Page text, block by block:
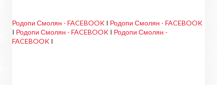
Родопи Смолян - FACEBOOK I Родопи Смолян - FACEBOOK
I Родопи Смолян - FACEBOOK I Родопи Смолян -
FACEBOOK I